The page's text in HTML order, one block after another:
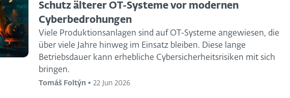
Schutz älterer OT-Systeme vor modernen
Cyberbedrohungen
Viele Produktionsanlagen sind auf OT-Systeme angewiesen, die
über viele Jahre hinweg im Einsatz bleiben. Diese lange
Betriebsdauer kann erhebliche Cybersicherheitsrisiken mit sich
bringen.
Tomáš Foltýn • 22 Jun 2026